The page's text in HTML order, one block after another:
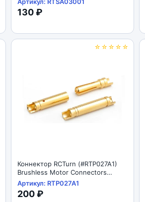
L=8.5mm
130 ₽
☆☆☆☆☆
Коннектор RCTurn (#RTP027A1)
Brushless Motor Connectors
4.0mm for 1/10 Motor 3pair/bag
Артикул: RTP027A1
200 ₽